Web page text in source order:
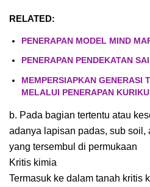
RELATED:
PENERAPAN MODEL MIND
PENERAPAN PENDEKATAN
MEMPERSIAPKAN GENERASI
MELALUI PENERAPAN
b. Pada bagian tertentu atau
adanya lapisan padas, sub soil,
yang tersembul di permukaan
Kritis kimia
Termasuk ke dalam tanah kritis